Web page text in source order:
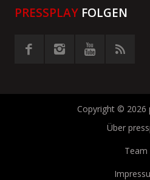
PRESSPLAY FOLGEN
Copyright © 2026
Über
Team